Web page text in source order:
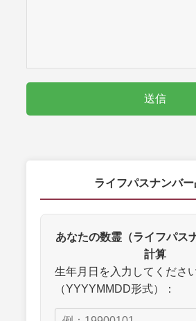
ライフパスナンバ
あなたの数霊（ライフパス
計算
生年月日を入力してくださ
（YYYYMMDD形式）：